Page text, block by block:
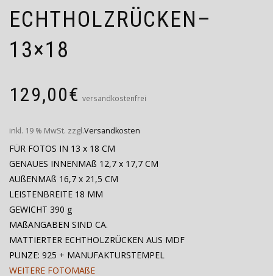
ECHTHOLZRÜCKEN–
13×18
129,00€ versandkostenfrei
inkl. 19 % MwSt. zzgl.Versandkosten
FÜR FOTOS IN 13 x 18 CM
GENAUES INNENMAß 12,7 x 17,7 CM
AUßENMAß 16,7 x 21,5 CM
LEISTENBREITE 18 MM
GEWICHT 390 g
MAßANGABEN SIND CA.
MATTIERTER ECHTHOLZRÜCKEN AUS MDF
PUNZE: 925 + MANUFAKTURSTEMPEL
WEITERE FOTOMAßE